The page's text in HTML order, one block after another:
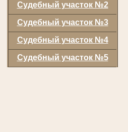
Судебный участок №2
Судебный участок №3
Судебный участок №4
Судебный участок №5